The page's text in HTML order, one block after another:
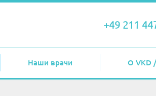
+49 211
Наши врачи О VKD